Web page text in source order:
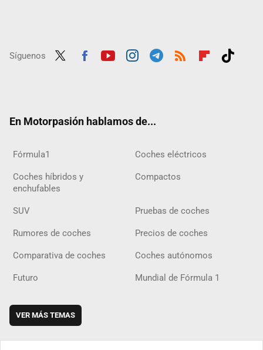
Síguenos
En Motorpasión hablamos de...
Fórmula1 Coches eléctricos
Coches híbridos y
enchufables
Compactos
SUV Pruebas de coches
Rumores de coches Precios de coches
Comparativa de coches Coches autónomos
Futuro Mundial de Fórmula 1
VER MÁS TEMAS